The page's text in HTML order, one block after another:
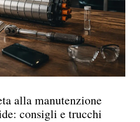
alla manutenzione
consigli e trucchi